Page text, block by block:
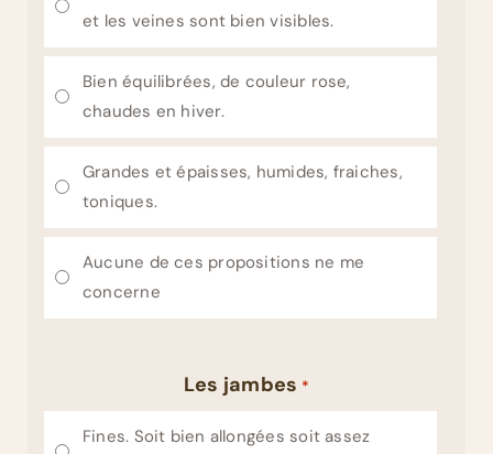
et les veines sont bien visibles.
Bien équilibrées, de couleur rose,
chaudes en hiver.
Grandes et épaisses, humides, fraiches,
toniques.
Aucune de ces propositions ne me
concerne
Les jambes *
Fines. Soit bien allongées soit assez